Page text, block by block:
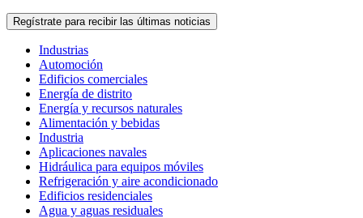
Regístrate para recibir las últimas noticias
Industrias
Automoción
Edificios comerciales
Energía de distrito
Energía y recursos naturales
Alimentación y bebidas
Industria
Aplicaciones navales
Hidráulica para equipos móviles
Refrigeración y aire acondicionado
Edificios residenciales
Agua y aguas residuales